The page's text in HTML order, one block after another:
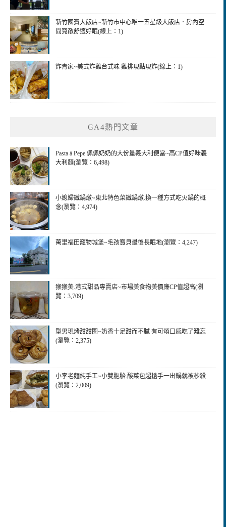
新竹國賓大飯店~新竹市中心唯一五星級大飯店．房內空
間寬敞舒適好眠(線上：1)
炸青家~美式炸雞台式味 雞排現點現炸(線上：1)
GA4熱門文章
Pasta à Pepe 佩佩奶奶的大份量義大利便當~高CP值好味義
大利麵(瀏覽：6,498)
小媳婦鐵鍋燉~東北特色菜鐵鍋燉.換一種方式吃火鍋的概
念(瀏覽：4,974)
萬里福田竉物城堡~毛孩寶貝最後長眠地(瀏覽：4,247)
猴猴美.港式甜品專賣店~市場美食物美價廉CP值超高(瀏
覽：3,709)
型男現烤甜甜圈~奶香十足甜而不膩 有可頌口感吃了難忘
(瀏覽：2,375)
小李老麵純手工~小雙胞胎.酸菜包超搶手一出鍋就被杪殺
(瀏覽：2,009)